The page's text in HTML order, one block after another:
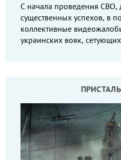
С начала проведения СВО,
существенных успехов, в
коллективные
украинских вояк,